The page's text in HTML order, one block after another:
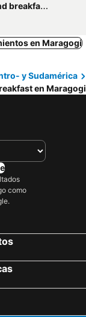
en Maragogi
y Sudamérica
en Maragogi
como